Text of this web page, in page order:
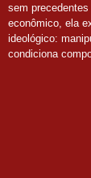
sem
econômico, ela
ideológico:
condiciona